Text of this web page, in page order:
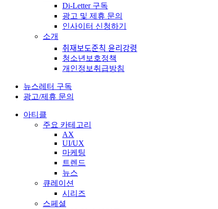
Di-Letter 구독
광고 및 제휴 문의
인사이터 신청하기
소개
취재보도준칙 윤리강령
청소년보호정책
개인정보취급방침
뉴스레터 구독
광고/제휴 문의
아티클
주요 카테고리
AX
UI/UX
마케팅
트렌드
뉴스
큐레이션
시리즈
스페셜